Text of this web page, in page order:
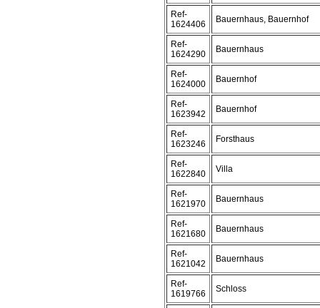
Ref-
1624406
Bauernhaus, Bauernhof
Ref-
1624290
Bauernhaus
Ref-
1624000
Bauernhof
Ref-
1623942
Bauernhof
Ref-
1623246
Forsthaus
Ref-
1622840
Villa
Ref-
1621970
Bauernhaus
Ref-
1621680
Bauernhaus
Ref-
1621042
Bauernhaus
Ref-
1619766
Schloss